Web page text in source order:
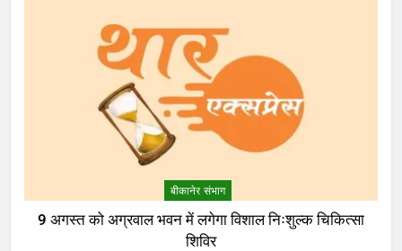
बीकानेर संभाग
9 अगस्त को अग्रवाल भवन में लगेगा विशाल निःशुल्क चिकित्सा
शिविर